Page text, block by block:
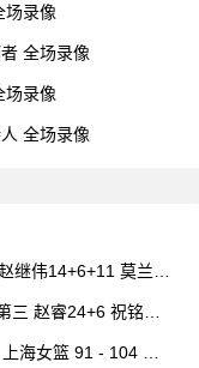
场录像
全场录像
场录像
全场录像
继伟14+6+11 莫兰德
赵睿24+6 祝铭震1
海女篮 91 - 104 四